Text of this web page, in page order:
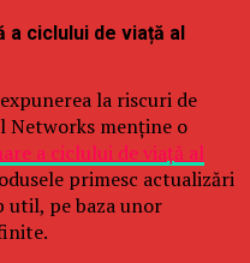
a ciclului de viață al
la riscuri de
Networks menține o
a ciclului de viață al
primesc actualizări
util, pe baza unor